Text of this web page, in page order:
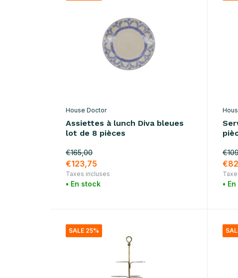
House Doctor
Assiettes à lunch Diva bleues
lot de 8 pièces
€165,00
€123,75
Taxes incluses
• En stock •
SALE 25%